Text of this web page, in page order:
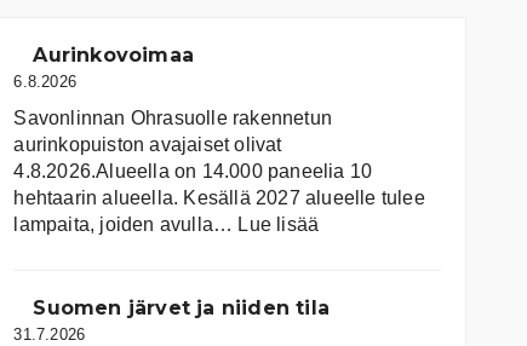
Aurinkovoimaa
6.8.2026
Savonlinnan Ohrasuolle rakennetun
aurinkopuiston avajaiset olivat
4.8.2026.Alueella on 14.000 paneelia 10
hehtaarin alueella. Kesällä 2027 alueelle tulee
lampaita, joiden avulla… Lue lisää
Suomen järvet ja niiden tila
31.7.2026